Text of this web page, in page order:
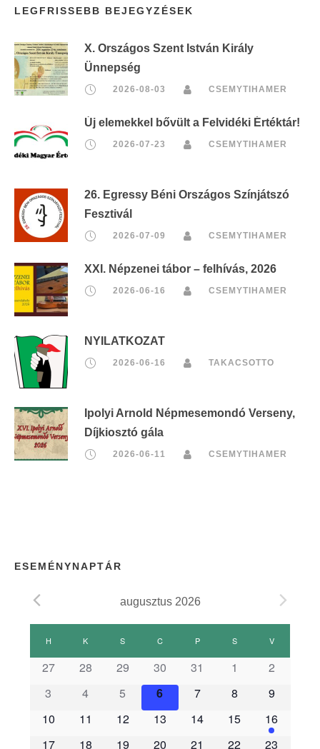
LEGFRISSEBB BEJEGYZÉSEK
X. Országos Szent István Király
Ünnepség
2026-08-03 CSEMYTIHAMER
Új elemekkel bővült a Felvidéki Értéktár!
2026-07-23 CSEMYTIHAMER
26. Egressy Béni Országos Színjátszó
Fesztivál
2026-07-09 CSEMYTIHAMER
XXI. Népzenei tábor – felhívás, 2026
2026-06-16 CSEMYTIHAMER
NYILATKOZAT
2026-06-16 TAKACSOTTO
Ipolyi Arnold Népmesemondó Verseny,
Díjkiosztó gála
2026-06-11 CSEMYTIHAMER
ESEMÉNYNAPTÁR
augusztus 2026
E
m
H K S CCSÜTÖRTÖK
PPÉNTEK SSZOMBAT
VVASÁRNAP
27 28 29 30 31 1
2
3
4 5 6 7 8
9
10
11 12 13 14 15
16
17
18 19 20 21 22
23